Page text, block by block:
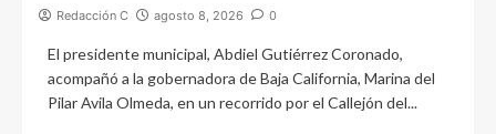
Redacción C agosto 8, 2026 0
El presidente municipal, Abdiel Gutiérrez Coronado,
acompañó a la gobernadora de Baja California, Marina del
Pilar Avila Olmeda, en un recorrido por el Callejón del...